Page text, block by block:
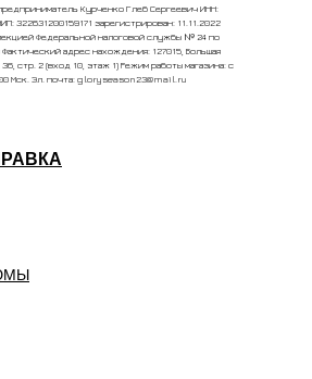
Курченко Глеб Сергеевич ИНН:
322631200159171 зарегистрирован: 11.11.2022
Федеральной налоговой службы № 24 по
адрес нахождения: 127015, Большая
стр. 2 (вход 10, этаж 1) Режим работы магазина: с
Мск. Эл. почта: gloryseason23@mail.ru